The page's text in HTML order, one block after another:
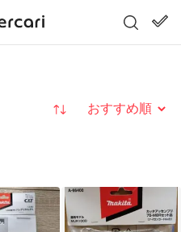
並び替え